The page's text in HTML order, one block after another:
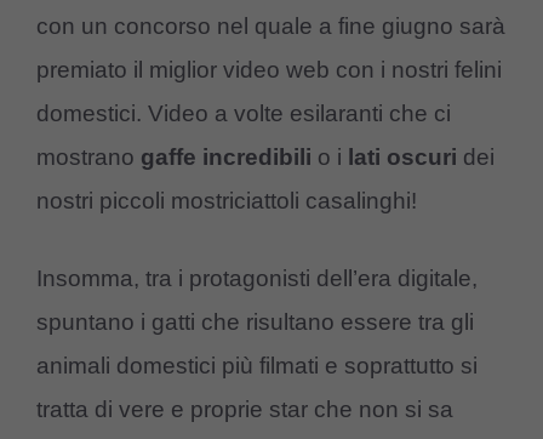
con un concorso nel quale a fine giugno sarà
premiato il miglior video web con i nostri felini
domestici. Video a volte esilaranti che ci
mostrano gaffe incredibili o i lati oscuri dei
nostri piccoli mostriciattoli casalinghi!
Insomma, tra i protagonisti dell’era digitale,
spuntano i gatti che risultano essere tra gli
animali domestici più filmati e soprattutto si
tratta di vere e proprie star che non si sa